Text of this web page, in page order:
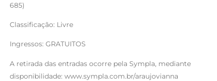
685)
Classificação: Livre
Ingressos: GRATUITOS
A retirada das entradas ocorre pela Sympla, mediante
disponibilidade: www.sympla.com.br/araujovianna